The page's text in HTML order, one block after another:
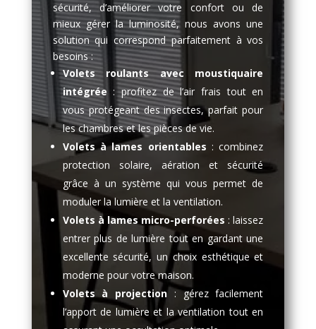
sécurité, d’améliorer votre confort ou de
mieux gérer la luminosité, nous avons une
solution qui correspond parfaitement à vos
besoins :
Volets roulants avec moustiquaire
intégrée : profitez de l’air frais tout en
vous protégeant des insectes, parfait pour
les chambres et les pièces de vie.
Volets à lames orientables : combinez
protection solaire, aération et sécurité
grâce à un système qui vous permet de
moduler la lumière et la ventilation.
Volets à lames micro-perforées : laissez
entrer plus de lumière tout en gardant une
excellente sécurité, un choix esthétique et
moderne pour votre maison.
Volets à projection: gérez facilement
l’apport de lumière et la ventilation tout en